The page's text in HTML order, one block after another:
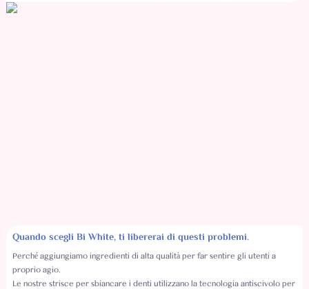
Quando scegli Bi White, ti libererai di questi problemi.
Perché aggiungiamo ingredienti di alta qualità per far sentire gli utenti a
proprio agio.
Le nostre strisce per sbiancare i denti utilizzano la tecnologia antiscivolo per